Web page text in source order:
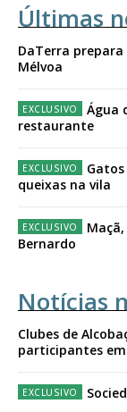
Últimas
DaTerra
Mélvoa
Água
restaurante
queixas na vila
Bernardo
Notícias
Clubes de
participantes